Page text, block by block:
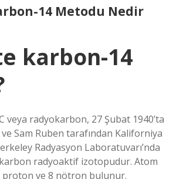
14 Metodu Nedir
karbon-14
veya radyokarbon, 27 Şubat 1940’ta
Sam Ruben tarafından Kaliforniya
Radyasyon Laboratuvarı’nda
radyoaktif izotopudur. Atom
proton ve 8 nötron bulunur.